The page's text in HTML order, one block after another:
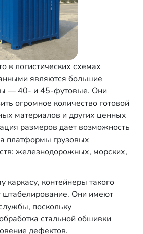
в логистических схемах
являются большие
— 40- и 45-футовые. Они
огромное количество готовой
материалов и других ценных
размеров дает возможность
платформы грузовых
железнодорожных, морских,
каркасу, контейнеры такого
Они имеют
поскольку
стальной обшивки
дефектов.